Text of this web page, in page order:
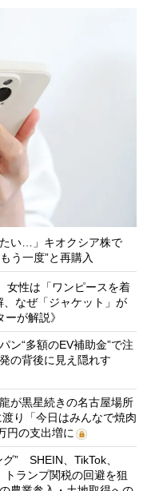
い…」キオクシア株で
う一度”と再購入
女性は「ワンピースを着
なぜ「ジャケット」が
が解説》
ン“多額のEV補助金”で注
の背後に見え隠れす
が黒星続きの名古屋場所
り「今日はみんなで焼肉
円の支出増に
” SHEIN、TikTok、
ランプ関税の回避を狙